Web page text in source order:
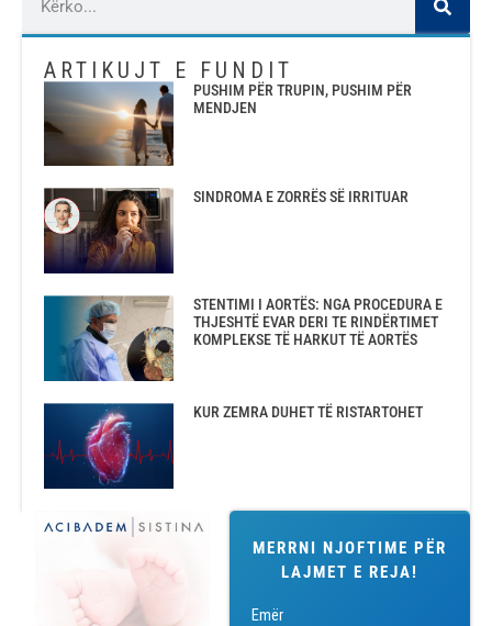
ARTIKUJT E FUNDIT
PUSHIM PËR TRUPIN, PUSHIM PËR
MENDJEN
SINDROMA E ZORRËS SË IRRITUAR
STENTIMI I AORTËS: NGA PROCEDURA E
THJESHTË EVAR DERI TE RINDËRTIMET
KOMPLEKSE TË HARKUT TË AORTËS
KUR ZEMRA DUHET TË RISTARTOHET
MERRNI NJOFTIME PËR
LAJMET E REJA!
Emër